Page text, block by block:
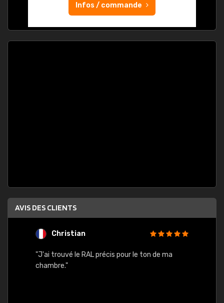
Infos / commande
AVIS DES CLIENTS
Christian
"J'ai trouvé le RAL précis pour le ton de ma
chambre."